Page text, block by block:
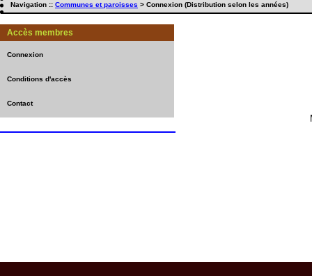
Navigation :: Communes et paroisses > Connexion (Distribution selon les années)
Accès membres
Connexion
Conditions d'accès
Contact